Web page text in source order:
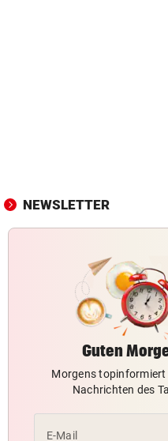
NEWSLETTER
Guten
Morgens topinformiert
Nachrichten des
E-Mail